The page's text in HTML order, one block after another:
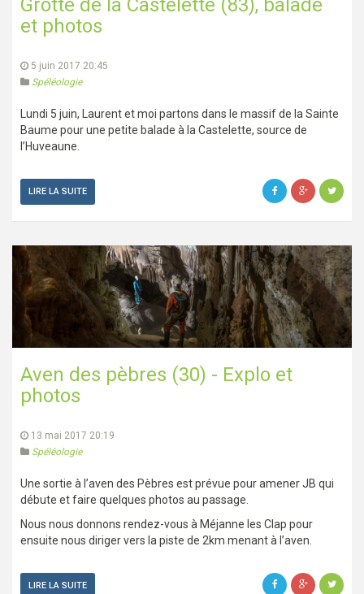
Grotte de la Castelette (83), balade
et photos
5 juin 2017 20:45
Spéléologie
Lundi 5 juin, Laurent et moi partons dans le massif de la Sainte
Baume pour une petite balade à la Castelette, source de
l’Huveaune.
LIRE LA SUITE
Aven des pèbres (30) - Explo et
photos
13 mai 2017 20:19
Spéléologie
Une sortie à l’aven des Pèbres est prévue pour amener JB qui
débute et faire quelques photos au passage.
Nous nous donnons rendez-vous à Méjanne les Clap pour
ensuite nous diriger vers la piste de 2km menant à l’aven.
LIRE LA SUITE